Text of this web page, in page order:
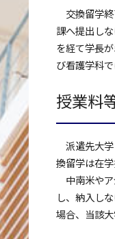
交換留学終
課へ提出し
を経て学長
び看護学科
授業料
派遣先大学
換留学は在
中南米やア
し、納入し
場合、当該